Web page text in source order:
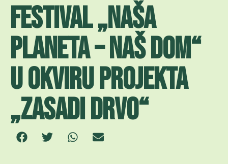
FESTIVAL „NAŠA
PLANETA – NAŠ DOM“
U OKVIRU PROJEKTA
„ZASADI DRVO“